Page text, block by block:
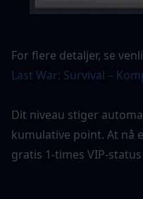
For flere detaljer, se
Last War: Survival –
Dit niveau stiger
kumulative point. At nå
gratis 1-times VIP-